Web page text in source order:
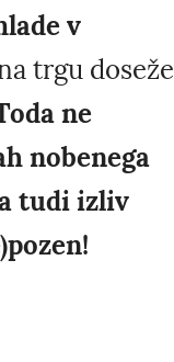
v
trgu doseže
ne
nobenega
tudi izliv